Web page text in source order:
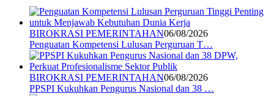
BIROKRASI PEMERINTAHAN06/08/2026
Penguatan Kompetensi Lulusan Perguruan T…
BIROKRASI PEMERINTAHAN06/08/2026
PPSPI Kukuhkan Pengurus Nasional dan 38 …